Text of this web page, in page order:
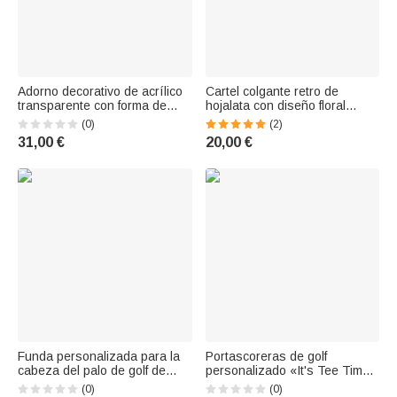
Adorno decorativo de acrílico
transparente con forma de
espiga de trigo y estrella,
personalizado con texto y
años de servicio; decoración
jubilación para compañeros de
(0)
31,00 €
Cartel colgante retro de
hojalata con diseño floral
personalizado, texto y año.
Decoración de jardín para
exteriores. Regalo de
amigos.
(2)
20,00 €
Funda personalizada para la
cabeza del palo de golf de
cuero sintético PU con foto y
(0)
Portascoreras de golf
personalizado «It's Tee Time»
de cuero PU con nombre.
(0)